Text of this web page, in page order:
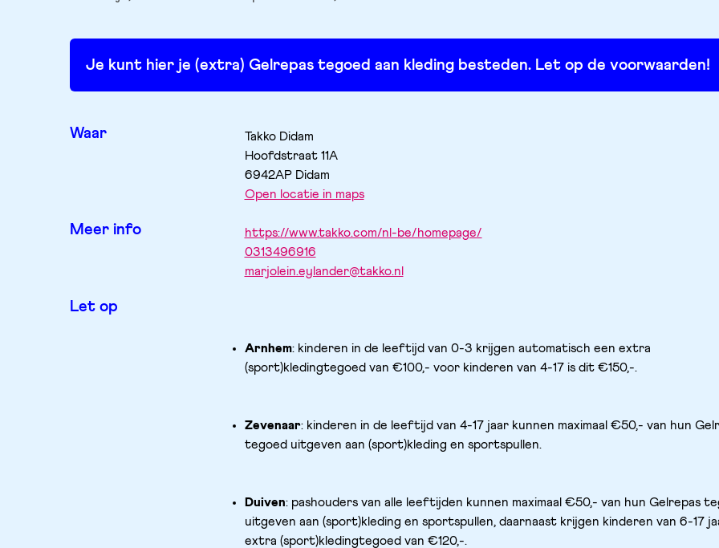
Je kunt hier je (extra) Gelrepas tegoed aan kleding besteden. Let op de voorwaarden!
Waar
Takko Didam
Hoofdstraat 11A
6942AP Didam
Open locatie in maps
Meer info
https://www.takko.com/nl-be/homepage/
0313496916
marjolein.eylander@takko.nl
Let op
Arnhem: kinderen in de leeftijd van 0-3 krijgen automatisch een extra
(sport)kledingtegoed van €100,- voor kinderen van 4-17 is dit €150,-.
Zevenaar: kinderen in de leeftijd van 4-17 jaar kunnen maximaal €50,- van hun
tegoed uitgeven aan (sport)kleding en sportspullen.
Duiven: pashouders van alle leeftijden kunnen maximaal €50,- van hun Gelrepas
uitgeven aan (sport)kleding en sportspullen, daarnaast krijgen kinderen van 6-17
extra (sport)kledingtegoed van €120,-.